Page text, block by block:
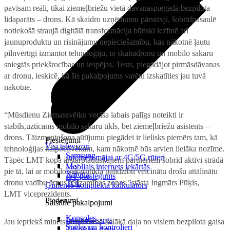
Pieslēgumi
Internets mājai ar 4G/5G rūteri
Mobilais internets iekārtās
IoT pieslēgums
Ģimenes komplekta kalkulators
Saistītie pakalpojumi
Interneta sargs
Visi televizori
Samsung
LG
Xiaomi
TCL
Piederumi
Konsoles
Spēles un kontrolieri
pavisam reāli, tikai ziemeļbriežu vietā dāvanaspiegādā bezpilota
lidaparāts – drons. Kā skaidro uzņēmumu pārstāvji, šobrīdpasaulē
notiekošā straujā digitālā transformācija būtiski iezīmē arī
jaunuproduktu un risinājumu nepieciešamību, kas nākotnē ļautu
pilnvērtīgi izmantot tehnoloģiju, to skaitādronu un mobilo sakaru
sniegtās priekšrocības un iespējas. Tests, piegādājot pirmāsdāvanas
ar dronu, ieskicē, kā šis pakalpojums varētu izskatīties jau tuvā
nākotnē.
“Mūsdienu Ziemassvētku vecīša labais palīgs noteikti ir
stabils,uzticams mobilo sakaru tīkls, bet ziemeļbriežu asistents –
drons. Tāizmantošana sūtījumu piegādei ir lielisks piemērs tam, kā
tehnoloģijas kalpocilvēkam, kam nākotnē būs arvien lielāka nozīme.
Tāpēc LMT kopā arstarptautiskajiem partneriem šobrīd aktīvi strādā
pie tā, lai ar mobilo sakarutīkla palīdzību veicinātu drošu attālinātu
dronu vadību ārpus redzamības zonas,”stāsta Ingmārs Pūķis,
LMT viceprezidents.
Jau iepriekš minēts, kanākotnē lielākā daļa no visiem bezpilota gaisa